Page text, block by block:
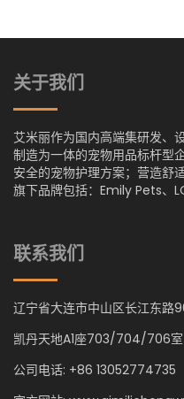
关于我们
艾米丽作为国内高端集研发、设
制造为一体的宠物用品标杆型
安全的宠物护理方案；营造舒
旗下品牌包括：Emily Pets、
联系我们
辽宁省大连市中山区长江东路
凯丹天地A1座703/704/706室
公司电话: +86 13052774735